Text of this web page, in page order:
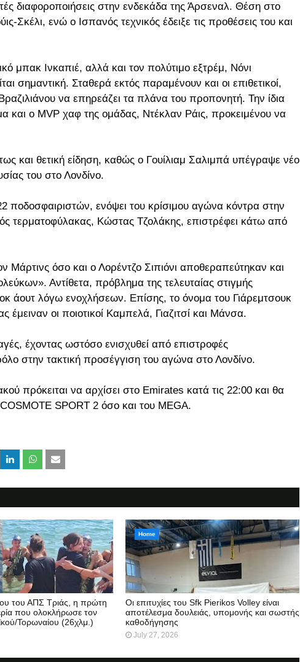
διαφοροποιήσεις στην ενδεκάδα της Άρσεναλ. Θέση στο
Σκέλι, ενώ ο Ισπανός τεχνικός έδειξε τις προθέσεις του και
μπακ Ινκαπιέ, αλλά και τον πολύτιμο εξτρέμ, Νόνι
σημαντική. Σταθερά εκτός παραμένουν και οι επιθετικοί,
να επηρεάζει τα πλάνα του προπονητή. Την ίδια
και ο MVP χαφ της ομάδας, Ντέκλαν Ράις, προκειμένου να
και θετική είδηση, καθώς ο Γουίλιαμ Σαλιμπά υπέγραψε νέο
του στο Λονδίνο.
ποδοσφαιριστών, ενόψει του κρίσιμου αγώνα κόντρα στην
τερματοφύλακας, Κώστας Τζολάκης, επιστρέφει κάτω από
όσο και ο Λορέντζο Σιπιόνι αποθεραπεύτηκαν και
Αντίθετα, πρόβλημα της τελευταίας στιγμής
άουτ λόγω ενοχλήσεων. Επίσης, το όνομα του Γιάρεμτσουκ
οι ποιοτικοί Καμπελά, Γιαζιτσί και Μάνσα.
έχοντας ωστόσο ενισχυθεί από επιστροφές
στην τακτική προσέγγιση του αγώνα στο Λονδίνο.
πρόκειται να αρχίσει στο Emirates κατά τις 22:00 και θα
SPORT 2 όσο και του MEGA.
του ΑΠΣ Τριάς, η πρώτη
που ολοκλήρωσε τον
Τορωναίου (26χλμ.)
Home
Οι επιτυχίες του Sfk Pierikos Volley είναι
αποτέλεσμα δουλειάς, υπομονής και σωστής
καθοδήγησης
July 27, 2026